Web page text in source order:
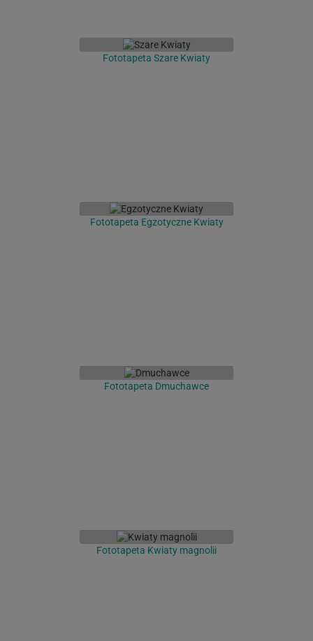
Fototapeta Szare Kwiaty
Fototapeta Egzotyczne Kwiaty
Fototapeta Dmuchawce
Fototapeta Kwiaty magnolii